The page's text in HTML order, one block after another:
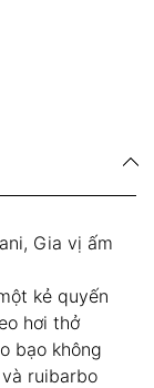
Gia vị ấm
kẻ quyến
hơi thở
bạo không
ruibarbo